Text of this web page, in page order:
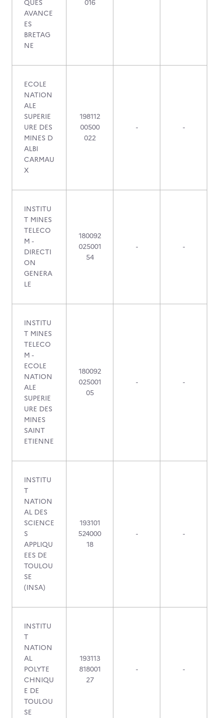
QUES
AVANCE
ES
BRETAG
NE
016
ECOLE
NATION
ALE
SUPERIE
URE DES
MINES D
ALBI
CARMAU
X
198112
00500
022
- -
INSTITU
T MINES
TELECO
M -
DIRECTI
ON
GENERA
LE
180092
025001
54
- -
INSTITU
T MINES
TELECO
M -
ECOLE
NATION
ALE
SUPERIE
URE DES
MINES
SAINT
ETIENNE
180092
025001
05
- -
INSTITU
T
NATION
AL DES
SCIENCE
S
APPLIQU
EES DE
TOULOU
SE
(INSA)
193101
524000
18
- -
INSTITU
T
NATION
AL
POLYTE
CHNIQU
E DE
TOULOU
SE
193113
818001
27
- -